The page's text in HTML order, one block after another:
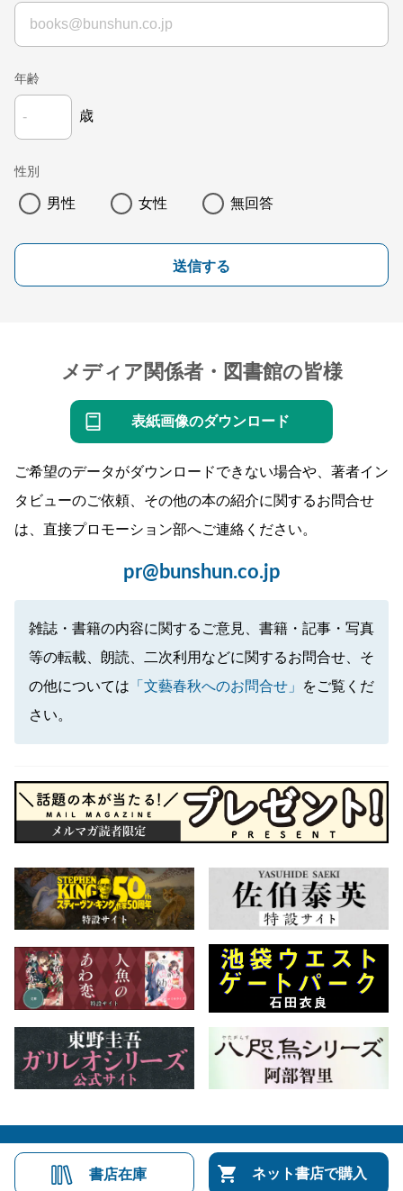
年齢
歳
性別
男性 女性 無回答
送信する
メディア関係者・図書館の皆様
表紙画像のダウンロード
ご希望のデータがダウンロードできない場合や、著者イン
タビューのご依頼、その他の本の紹介に関するお問合せ
は、直接プロモーション部へご連絡ください。
pr@bunshun.co.jp
雑誌・書籍の内容に関するご意見、書籍・記事・写真
等の転載、朗読、二次利用などに関するお問合せ、そ
の他については 「文藝春秋へのお問合せ」
をご覧くだ
さい。
書店在庫 ネット書店で購入
会社概要 自費出版のご案内 お問合せ
株式会社文藝春秋 Number Web CREA WEB